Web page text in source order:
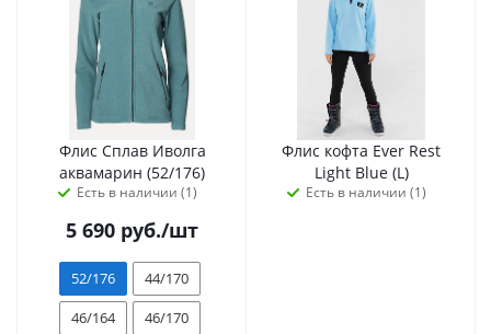
Флис Сплав Иволга
аквамарин (52/176)
Есть в наличии (1)
5 690 руб./шт
52/176
44/170
46/164
46/170
Флис кофта Ever Rest
Light Blue (L)
Есть в наличии (1)